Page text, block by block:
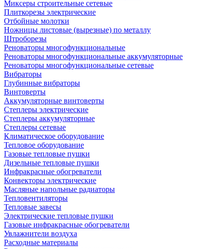
Миксеры строительные сетевые
Плиткорезы электрические
Отбойные молотки
Ножницы листовые (вырезные) по металлу
Штроборезы
Реноваторы многофункциональные
Реноваторы многофункциональные аккумуляторные
Реноваторы многофункциональные сетевые
Вибраторы
Глубинные вибраторы
Винтоверты
Аккумуляторные винтоверты
Степлеры электрические
Степлеры аккумуляторные
Степлеры сетевые
Климатическое оборудование
Тепловое оборудование
Газовые тепловые пушки
Дизельные тепловые пушки
Инфракрасные обогреватели
Конвекторы электрические
Масляные напольные радиаторы
Тепловентиляторы
Тепловые завесы
Электрические тепловые пушки
Газовые инфракрасные обогреватели
Увлажнители воздуха
Расходные материалы